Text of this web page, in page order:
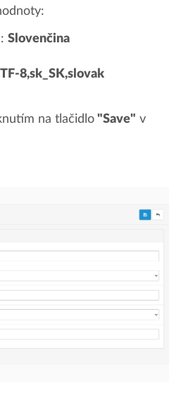
Slovenčina
8,sk_SK,slovak
na tlačidlo "Save" v